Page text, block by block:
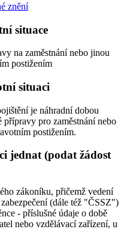
znění
situace
na zaměstnání nebo jinou
postižením
situaci
je náhradní dobou
pro zaměstnání nebo
postižením.
jednat (podat žádost
zákoníku, přičemž vedení
(dále též "ČSSZ")
- příslušné údaje o době
nebo vzdělávací zařízení, u